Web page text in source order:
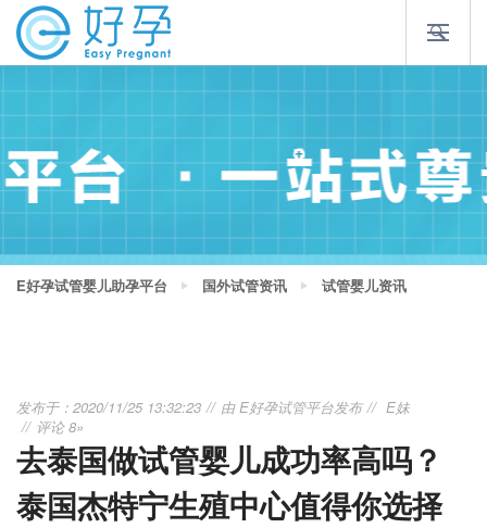
E好孕试管婴儿助孕平台 国外试管资讯 试管婴儿资讯
发布于：2020/11/25 13:32:23 由E好孕试管平台发布
E妹
评论 8»
去泰国做试管婴儿成功率高吗？
泰国杰特宁生殖中心值得你选择